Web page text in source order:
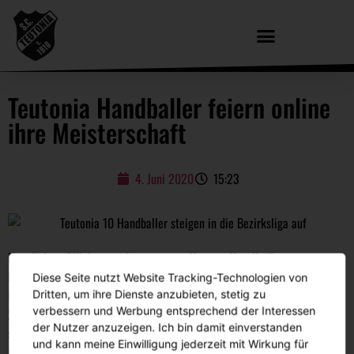
Teutonia Handballer feiern online
ihre Meisterschaft
4. Juni 2020 15:23
Herzlichen Glückwunsch an unsere Herren-Handballer zur
Meisterschaft und somit zum zweiten Aufstieg in Folge!
Nach der Entscheidung des Hamburger Handball-Verbands, die Saison
2019/2020 abzubrechen und nach der Quotientenregelung zu werten,
steht fest, unsere Herrenmannschaft spielt aber der neuen Saison in der
Diese Seite nutzt Website Tracking-Technologien von
Dritten, um ihre Dienste anzubieten, stetig zu
verbessern und Werbung entsprechend der Interessen
der Nutzer anzuzeigen. Ich bin damit einverstanden
und kann meine Einwilligung jederzeit mit Wirkung für